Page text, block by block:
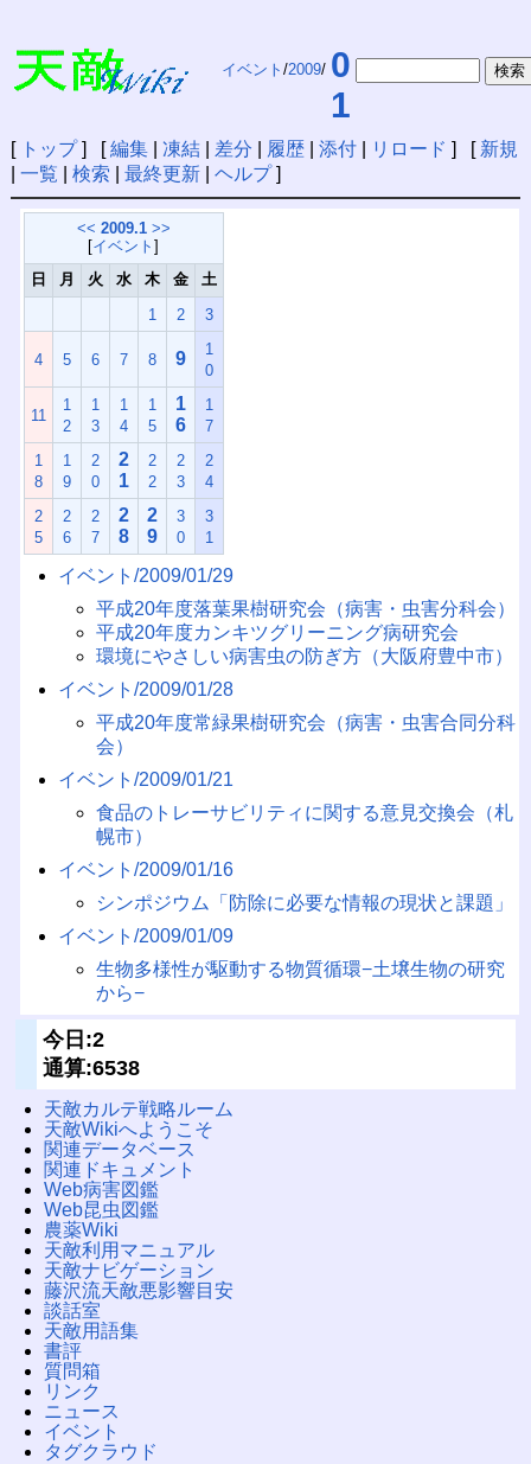
イベント /2009/ 0
1
[ トップ] [編集| 凍結| 差分 履歴| 添付| リロード ] [ 新規
一覧 検索 最終更新| ヘルプ]
<< 2009.1 >>
[イベント]
日
月 火 水 木 金
土
1
2 3
4 5 6 7 8 9
1
0
11
1
2
1
3
1
4
1
5
1
6
1
7
1
8
1
9
2
0
2
1
2
2
2
3
2
4
2
5
2
6
2
7
2
8
2
9
3
0
3
1
イベント/2009/01/29
平成20年度落葉果樹研究会（病害・虫害分科会）
平成20年度カンキツグリーニング病研究会
環境にやさしい病害虫の防ぎ方（大阪府豊中市）
イベント/2009/01/28
平成20年度常緑果樹研究会（病害・虫害合同分科
会）
イベント/2009/01/21
食品のトレーサビリティに関する意見交換会（札
幌市）
イベント/2009/01/16
シンポジウム「防除に必要な情報の現状と課題」
イベント/2009/01/09
生物多様性が駆動する物質循環−土壌生物の研究
から−
今日:2
通算:6538
天敵カルテ戦略ルーム
天敵Wikiへようこそ
関連データベース
関連ドキュメント
Web病害図鑑
Web昆虫図鑑
農薬Wiki
天敵利用マニュアル
天敵ナビゲーション
藤沢流天敵悪影響目安
談話室
天敵用語集
書評
質問箱
リンク
ニュース
イベント
タグクラウド